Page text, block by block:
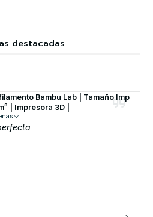
destacadas
Bambu Lab | Tamaño Imp
| Impresora 3D |